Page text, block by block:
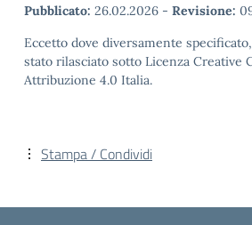
Pubblicato: 26.02.2026 - Revisione:
Eccetto dove diversamente
stato rilasciato sotto Licenza Creative
Attribuzione 4.0 Italia.
Stampa / Condividi